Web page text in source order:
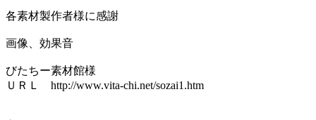
各素材製作者様に感謝
画像、効果音
びたちー素材館様
ＵＲＬ http://www.vita-chi.net/sozai1.htm